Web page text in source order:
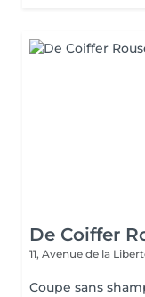
De Coiffer
11, Avenue de la
Coupe sans